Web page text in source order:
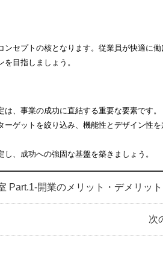
ンセプトの核となります。従業員が快適に
目指しましょう。
、事業の成功に直結する重要な要素です。
ーゲットを絞り込み、機能性とデザイン性
、成功への強固な基盤を築きましょう。
Part.1-開業のメリット・デメリット
次